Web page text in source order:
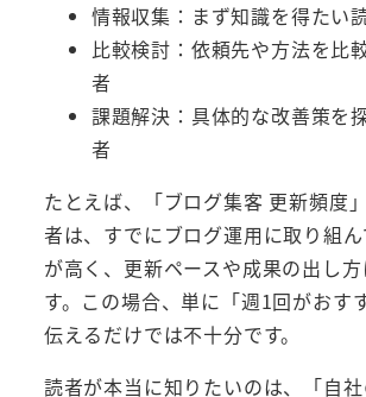
情報収集：まず知識を得たい
比較検討：依頼先や方法を比
者
課題解決：具体的な改善策を
者
たとえば、「ブログ集客 更新頻度
者は、すでにブログ運用に取り組
が高く、更新ペースや成果の出し
す。この場合、単に「週1回がおす
伝えるだけでは不十分です。
読者が本当に知りたいのは、「自